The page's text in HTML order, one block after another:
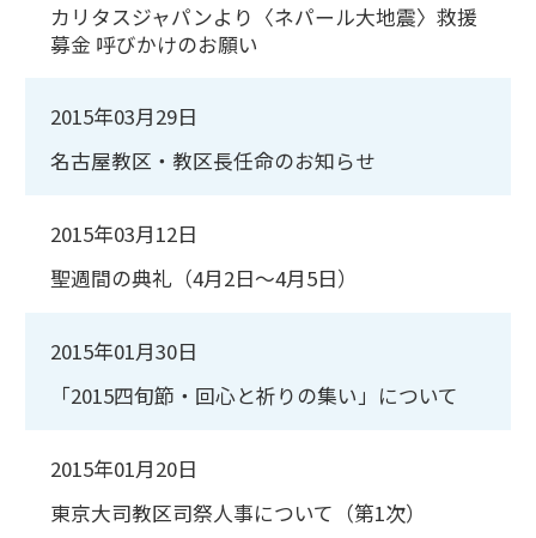
カリタスジャパンより〈ネパール大地震〉救援
募金 呼びかけのお願い
2015年03月29日
名古屋教区・教区長任命のお知らせ
2015年03月12日
聖週間の典礼（4月2日～4月5日）
2015年01月30日
「2015四旬節・回心と祈りの集い」について
2015年01月20日
東京大司教区司祭人事について（第1次）